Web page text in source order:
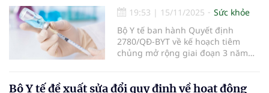
19:53 | 15/11/2025
Sức khỏe
Bộ Y tế ban hành Quyết định
2780/QĐ-BYT về kế hoạch tiêm
chủng mở rộng giai đoạn 3 năm
Bộ Y tế đề xuất sửa đổi quy định về hoạt động